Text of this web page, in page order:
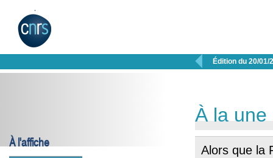
 Édition du 20/01/
À l'affiche
À la une
Alors que la